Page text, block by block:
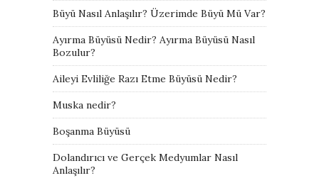
Büyü Nasıl Anlaşılır? Üzerimde Büyü Mü Var?
Ayırma Büyüsü Nedir? Ayırma Büyüsü Nasıl
Bozulur?
Aileyi Evliliğe Razı Etme Büyüsü Nedir?
Muska nedir?
Boşanma Büyüsü
Dolandırıcı ve Gerçek Medyumlar Nasıl
Anlaşılır?